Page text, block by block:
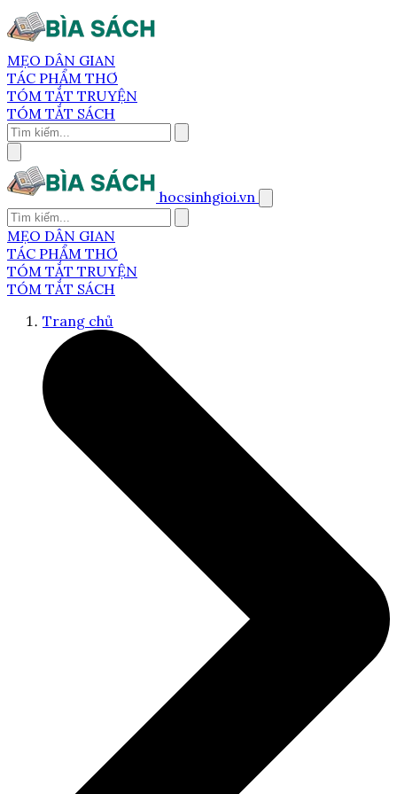
MẸO DÂN GIAN
TÁC PHẨM THƠ
TÓM TẮT TRUYỆN
TÓM TẮT SÁCH
hocsinhgioi.vn
MẸO DÂN GIAN
TÁC PHẨM THƠ
TÓM TẮT TRUYỆN
TÓM TẮT SÁCH
Trang chủ